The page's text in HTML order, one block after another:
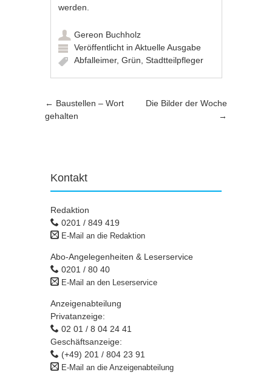
werden.
Gereon Buchholz
Veröffentlicht inAktuelle Ausgabe
Abfalleimer,Grün ,Stadtteilpfleger
Artikel-Navigation
← Baustellen – Wort
gehalten
Die Bilder der Woche
→
Kontakt
Redaktion
0201 / 849 419
E-Mail an die Redaktion
Abo-Angelegenheiten & Leserservice
0201 / 80 40
E-Mail an den Leserservice
Anzeigenabteilung
Privatanzeige:
02 01 / 8 04 24 41
Geschäftsanzeige:
(+49) 201 / 804 23 91
E-Mail an die Anzeigenabteilung